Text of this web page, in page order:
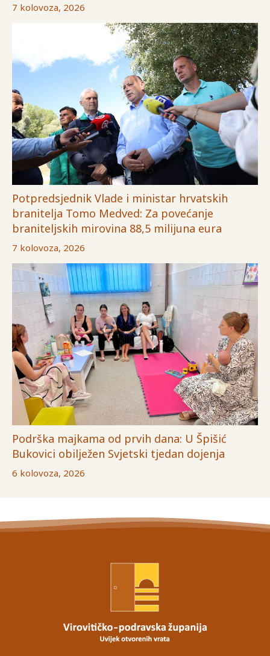
7 kolovoza, 2026
Potpredsjednik Vlade i ministar hrvatskih
branitelja Tomo Medved: Za povećanje
braniteljskih mirovina 88,5 milijuna eura
7 kolovoza, 2026
Podrška majkama od prvih dana: U Špišić
Bukovici obilježen Svjetski tjedan dojenja
6 kolovoza, 2026